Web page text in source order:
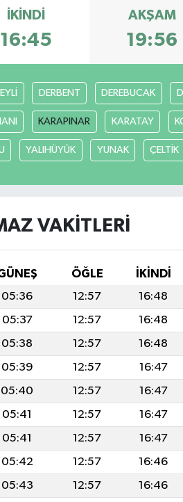
İKINDI
16:45
AKŞAM
19:56
DERBENT DEREBUCAK
KARAPINAR KARATAY
YALIHÜYÜK YUNAK ÇELTİK
VAKITLERI
ÖĞLE İKINDI
05:36 12:57 16:48
05:37 12:57 16:48
05:38 12:57 16:48
05:39 12:57 16:47
05:40 12:57 16:47
05:41 12:57 16:47
05:41 12:57 16:47
05:42 12:57 16:46
05:43 12:57 16:46